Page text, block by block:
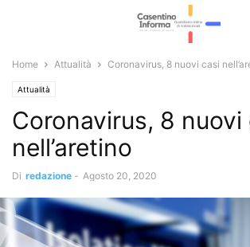
Home Attualità Coronavirus, 8 nuovi casi
Attualità
Coronavirus, 8 nuovi
nell’aretino
Di redazione - Agosto 20, 2020